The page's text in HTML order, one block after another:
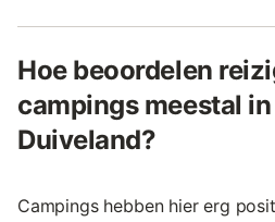
Hoe beoordelen
campings meestal
Duiveland?
Campings hebben hier erg